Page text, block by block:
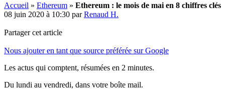
Accueil » Ethereum » Ethereum : le mois de mai en 8 chiffres clés
08 juin 2020 à 10:30 parRenaud H.
Partager cet article
Nous ajouter en tant que source préférée sur Google
Les actus qui comptent, résumées en 2 minutes.
Du lundi au vendredi, dans votre boîte mail.